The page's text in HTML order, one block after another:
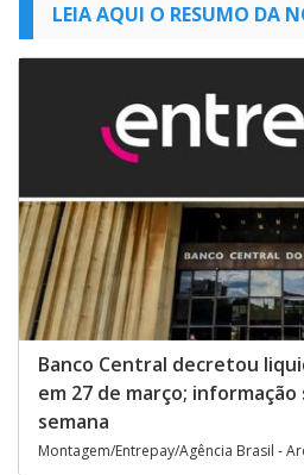
LEIA AQUI O RESUMO DA
Banco Central decretou
em 27 de março; informação
semana
Montagem/Entrepay/Agência Brasil -